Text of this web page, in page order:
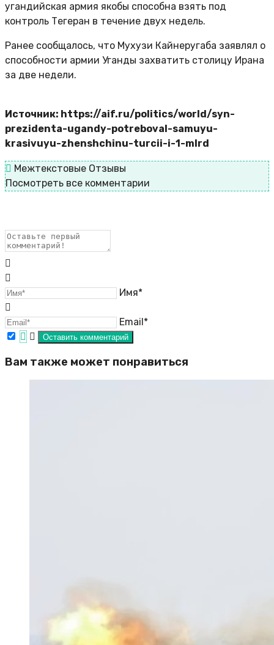
угандийская армия якобы способна взять под
контроль Тегеран в течение двух недель.
Ранее сообщалось, что Мухузи Кайнеругаба заявлял о
способности армии Уганды захватить столицу Ирана
за две недели.
Источник: https://aif.ru/politics/world/syn-
prezidenta-ugandy-potreboval-samuyu-
krasivuyu-zhenshchinu-turcii-i-1-mlrd
Межтекстовые Отзывы
Посмотреть все комментарии
Имя*
Email*
Вам также может понравиться